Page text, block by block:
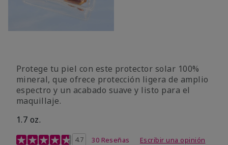
Protege tu piel con este protector solar 100%
mineral, que ofrece protección ligera de amplio
espectro y un acabado suave y listo para el
maquillaje.
1.7 oz.
Calificación de clientes de 5 de 5
4.7 30 Reseñas Escribir una opinión